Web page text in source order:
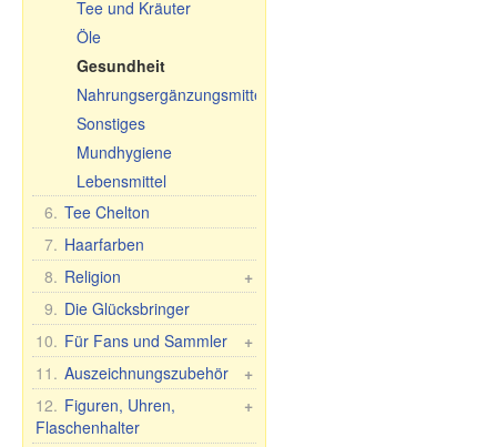
Tee und Kräuter
Öle
Gesundheit
Nahrungsergänzungsmittel
Sonstiges
Mundhygiene
Lebensmittel
6. Tee Chelton
7. Haarfarben
+
8. Religion
Auto-Ikonen
Tischikonen, 2-, 3-, 4-
fach
Phelonium Ikonen
Andere Ikonen
9. Die Glücksbringer
+
10. Für Fans und Sammler
Fan/Sammlerartikel
Flaggen und Banner
Taschenflaschen
+
11. Auszeichnungszubehör
Medaillen, Pokale,
Diplomen
+
12. Figuren, Uhren,
Flaschenhalter